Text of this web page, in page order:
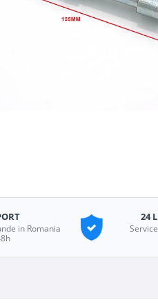
in Romania
24